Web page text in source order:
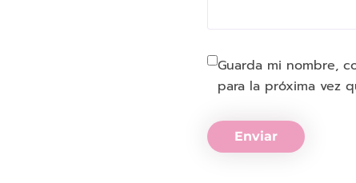
Guarda mi nombre,
para la próxima vez
Enviar